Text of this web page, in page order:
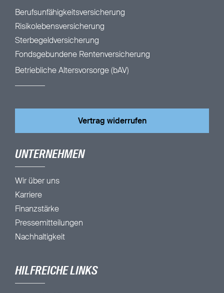
Berufsunfähigkeitsversicherung
Risikolebensversicherung
Sterbegeldversicherung
Fondsgebundene Rentenversicherung
Betriebliche Altersvorsorge (bAV)
Vertrag widerrufen
UNTERNEHMEN
Wir über uns
Karriere
Finanzstärke
Pressemitteilungen
Nachhaltigkeit
HILFREICHE LINKS